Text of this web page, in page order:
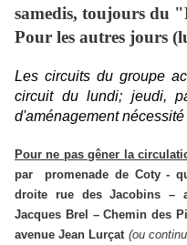
samedis, toujours du
Pour les autres jours
Les circuits du groupe
circuit du lundi; jeudi,
d'aménagement
Pour ne pas gêner la
par promenade de Coty -
droite rue des Jacobins –
Jacques Brel – Chemin des
avenue Jean Lurçat (ou